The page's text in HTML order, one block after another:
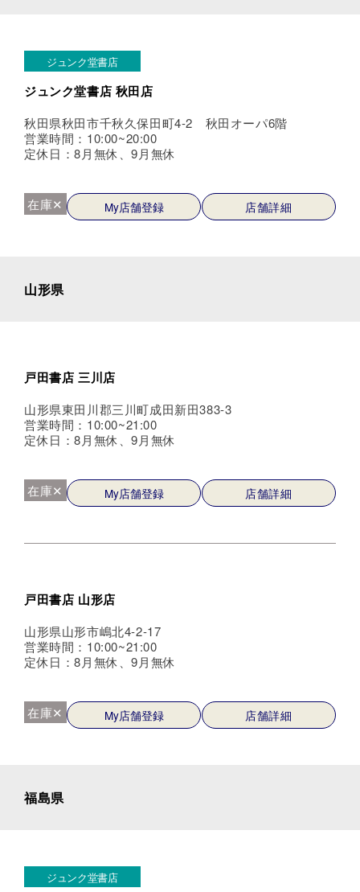
ジュンク堂書店
ジュンク堂書店 秋田店
秋田県秋田市千秋久保田町4-2 秋田オーパ6階
営業時間：10:00~20:00
定休日：8月無休、9月無休
在庫✕ My店舗登録 店舗詳細
山形県
戸田書店 三川店
山形県東田川郡三川町成田新田383-3
営業時間：10:00~21:00
定休日：8月無休、9月無休
在庫✕ My店舗登録 店舗詳細
戸田書店 山形店
山形県山形市嶋北4-2-17
営業時間：10:00~21:00
定休日：8月無休、9月無休
在庫✕ My店舗登録 店舗詳細
福島県
ジュンク堂書店